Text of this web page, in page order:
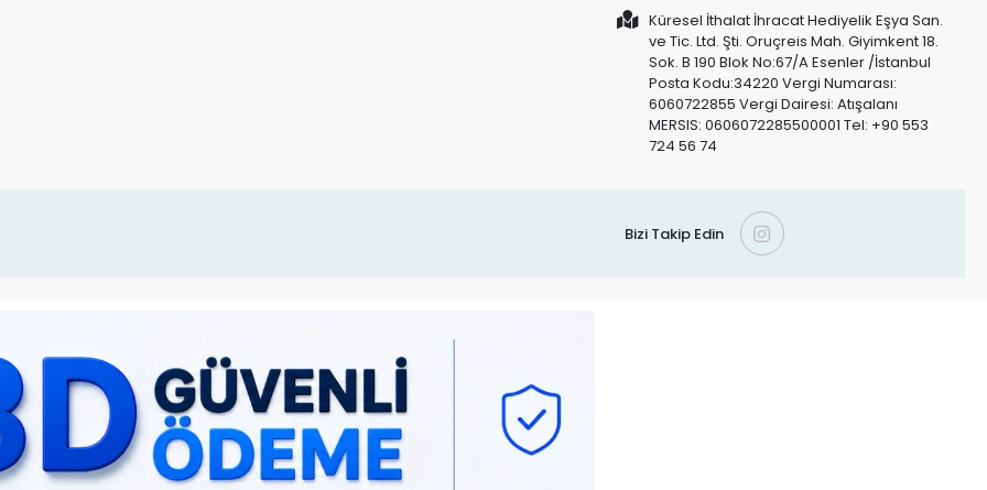
Küresel İthalat İhracat Hediyelik Eşya San.
ve Tic. Ltd. Şti. Oruçreis Mah. Giyimkent 18.
Sok. B 190 Blok No:67/A Esenler /İstanbul
Posta Kodu:34220 Vergi Numarası:
6060722855 Vergi Dairesi: Atışalanı
MERSIS: 0606072285500001 Tel: +90 553
724 56 74
Bizi Takip Edin